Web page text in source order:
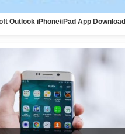
Outlook iPhone/iPad App Download